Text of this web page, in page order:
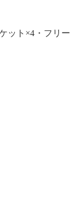
ット×4・フリー